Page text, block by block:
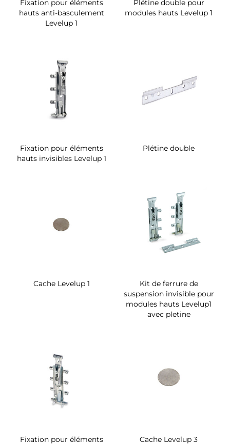
Fixation pour éléments
hauts anti-basculement
Levelup 1
Plétine double pour
modules hauts Levelup 1
Fixation pour éléments
hauts invisibles Levelup 1
Plétine double
Cache Levelup 1
Kit de ferrure de
suspension invisible pour
modules hauts Levelup1
avec pletine
Fixation pour éléments Cache Levelup 3